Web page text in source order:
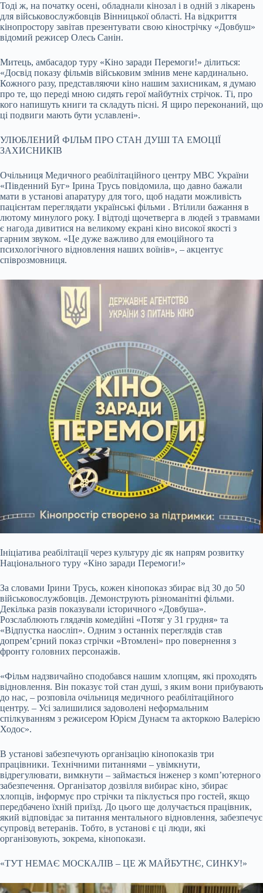
Тоді ж, на початку осені, обладнали кінозал і в одній з лікарень
для військовослужбовців Вінницької області. На відкриття
кінопростору завітав презентувати свою кінострічку «Довбуш»
відомий режисер Олесь Санін.
Митець, амбасадор туру «Кіно заради Перемоги!» ділиться:
«Досвід показу фільмів військовим змінив мене кардинально.
Кожного разу, представляючи кіно нашим захисникам, я думаю
про те, що переді мною сидять герої майбутніх стрічок. Ті, про
кого напишуть книги та складуть пісні. Я щиро переконаний, що
ці подвиги мають бути уславлені».
УЛЮБЛЕНИЙ ФІЛЬМ ПРО СТАН ДУШІ ТА ЕМОЦІЇ
ЗАХИСНИКІВ
Очільниця Медичного реабілітаційного центру МВС України
«Південний Буг» Ірина Трусь повідомила, що давно бажали
мати в установі апаратуру для того, щоб надати можливість
пацієнтам переглядати українські фільми . Втілили бажання в
лютому минулого року. І відтоді щочетверга в людей з травмами
є нагода дивитися на великому екрані кіно високої якості з
гарним звуком. «Це дуже важливо для емоційного та
психологічного відновлення наших воїнів», – акцентує
співрозмовниця.
Ініціатива реабілітації через культуру діє як напрям розвитку
Національного туру «Кіно заради Перемоги!»
За словами Ірини Трусь, кожен кінопоказ збирає від 30 до 50
військовослужбовців. Демонструють різноманітні фільми.
Декілька разів показували історичного «Довбуша».
Розслаблюють глядачів комедійні «Потяг у 31 грудня» та
«Відпустка наосліп». Одним з останніх переглядів став
допрем’єрний показ стрічки «Втомлені» про повернення з
фронту головних персонажів.
«Фільм надзвичайно сподобався нашим хлопцям, які проходять
відновлення. Він показує той стан душі, з яким вони прибувають
до нас, – розповіла очільниця медичного реабілітаційного
центру. – Усі залишилися задоволені неформальним
спілкуванням з режисером Юрієм Дунаєм та акторкою Валерією
Ходос».
В установі забезпечують організацію кінопоказів три
працівники. Технічними питаннями – увімкнути,
відрегулювати, вимкнути – займається інженер з комп’ютерного
забезпечення. Організатор дозвілля вибирає кіно, збирає
хлопців, інформує про стрічки та піклується про гостей, якщо
передбачено їхній приїзд. До цього ще долучається працівник,
який відповідає за питання ментального відновлення, забезпечує
супровід ветеранів. Тобто, в установі є ці люди, які
організовують, зокрема, кінопокази.
«ТУТ НЕМАЄ МОСКАЛІВ – ЦЕ Ж МАЙБУТНЄ, СИНКУ!»